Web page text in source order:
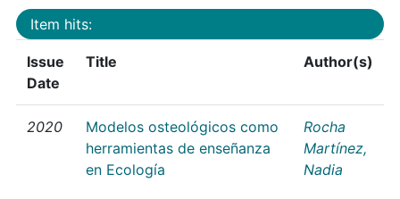
Item hits:
Issue
Date
Title Author(s)
2020
Modelos osteológicos como
herramientas de enseñanza
en Ecología
Rocha
Martínez,
Nadia